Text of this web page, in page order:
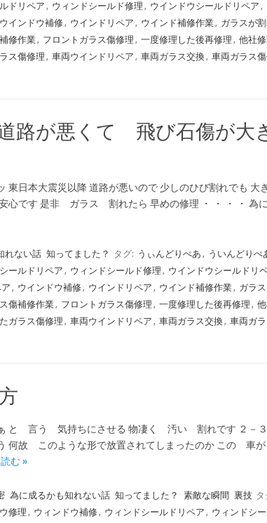
ドリペア , ウィンドシールド修理 , ウインドウシールドリペア ,
ウインドウ補修, ウインドリペア , ウインド補修作業, ガラスが
修作業, フロントガラス傷修理 , 一度修理した後再修理 , 他社
ス傷修理 , 車両ウインドリペア , 車両ガラス交換, 車両ガラス
路が悪くて 飛び石傷が大
日本大震災以降 道路が悪いので 少しのひび割れでも
です 是非 ガラス 割れたら 早めの修理 ・ ・ ・ ・ 為
れない話 知ってました？ タグ: うぃんどりぺあ , ういんどりぺ
ールドリペア , ウィンドシールド修理 , ウインドウシールドリ
, ウインドウ補修, ウインドリペア , ウインド補修作業, ガラ
傷補修作業, フロントガラス傷修理 , 一度修理した後再修理 ,
ガラス傷修理 , 車両ウインドリペア , 車両ガラス交換, 車両ガ
と 言う 気持ちにさせる 物凄く 汚い 割れです ２－
何故 このような形で放置されてしまったのか この 車
む »
為に成るかも知れない話 知ってました？ 素敵な瞬間 裏技 タ
修理 , ウィンドウ補修, ウィンドシールドリペア , ウィンドシ